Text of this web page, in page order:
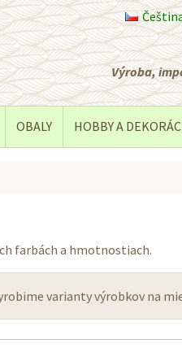
Výroba,
OBALY HOBBY A
farbách a hmotnostiach.
varianty výrobkov na